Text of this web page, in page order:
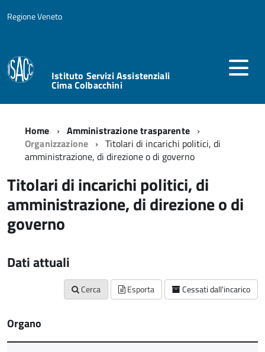
Regione Veneto
Istituto Servizi Assistenziali
Cima Colbacchini
Home
Amministrazione trasparente
Organizzazione
Titolari di incarichi politici, di
amministrazione, di direzione o di governo
Titolari di incarichi politici, di
amministrazione, di direzione o di
governo
Dati attuali
Cerca Esporta Cessati dall'incarico
Organo